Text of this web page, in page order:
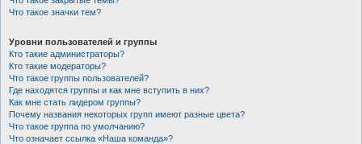
Что такое значки тем?
Уровни пользователей и группы
Кто такие администраторы?
Кто такие модераторы?
Что такое группы пользователей?
Где находятся группы и как мне вступить в них?
Как мне стать лидером группы?
Почему названия некоторых групп имеют разные цвета?
Что такое группа по умолчанию?
Что означает ссылка «Наша команда»?